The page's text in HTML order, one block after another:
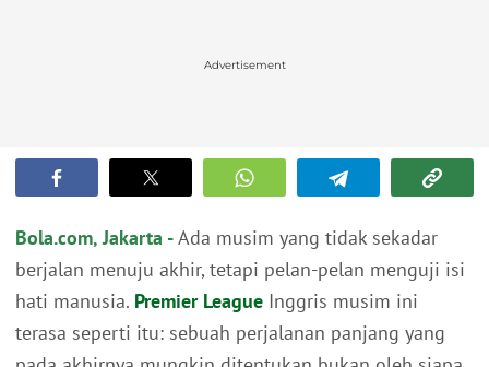
Advertisement
Bola.com, Jakarta -Ada musim yang tidak sekadar
berjalan menuju akhir, tetapi pelan-pelan menguji isi
hati manusia. Premier League Inggris musim ini
terasa seperti itu: sebuah perjalanan panjang yang